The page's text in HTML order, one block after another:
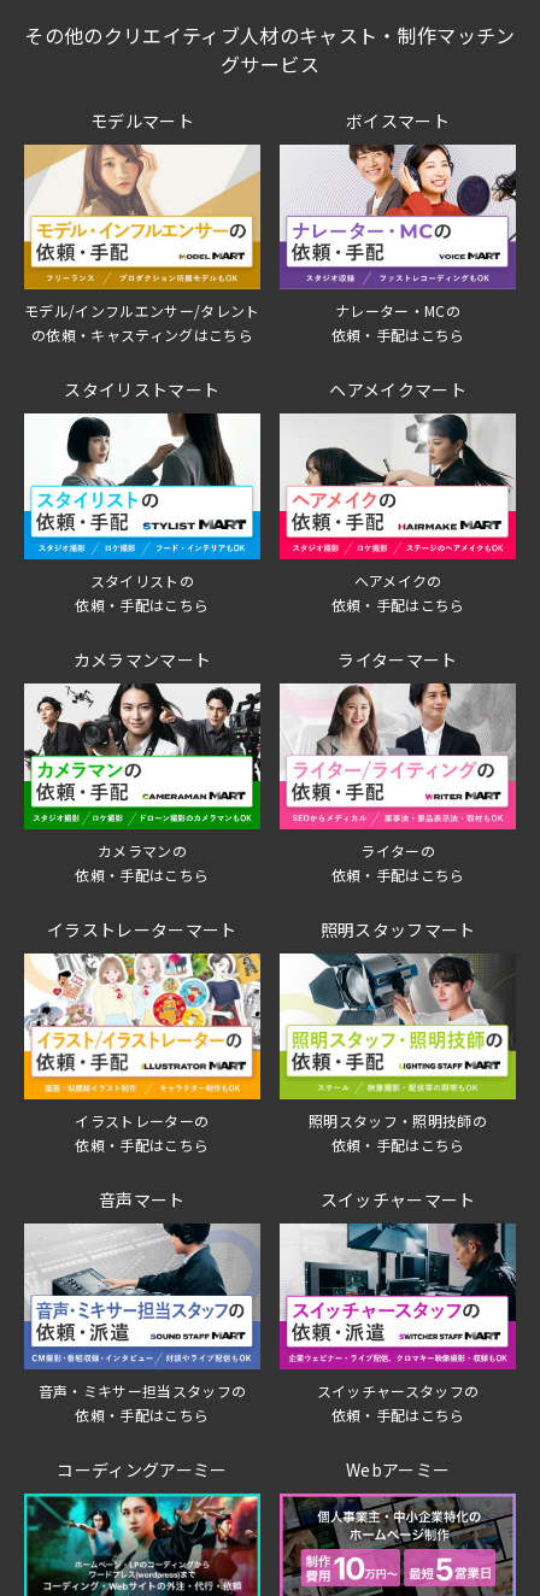
その他のクリエイティブ人材のキャスト・制作マッチン
グサービス
モデルマート
モデル/インフルエンサー/タレント
の依頼・キャスティングはこちら
ボイスマート
ナレーター・MCの
依頼・手配はこちら
スタイリストマート
スタイリストの
依頼・手配はこちら
ヘアメイクマート
ヘアメイクの
依頼・手配はこちら
カメラマンマート
カメラマンの
依頼・手配はこちら
ライターマート
ライターの
依頼・手配はこちら
イラストレーターマート
イラストレーターの
依頼・手配はこちら
照明スタッフマート
照明スタッフ・照明技師の
依頼・手配はこちら
音声マート
音声・ミキサー担当スタッフの
依頼・手配はこちら
スイッチャーマート
スイッチャースタッフの
依頼・手配はこちら
コーディングアーミー Webアーミー